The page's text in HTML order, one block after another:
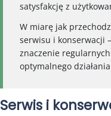
satysfakcję z
W miarę jak
serwisu i konserwacji
znaczenie
optymalnego
Serwis i